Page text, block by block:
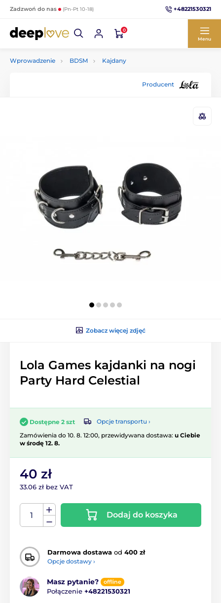
Zadzwoń do nas (Pn-Pt 10-18) +48221530321
0
Menu
Wprowadzenie BDSM Kajdany
Producent
Zobacz więcej zdjęć
Lola Games kajdanki na nogi
Party Hard Celestial
Dostępne 2 szt
Opcje transportu ›
Zamówienia do 10. 8. 12:00, przewidywana dostawa: u Ciebie
w środę 12. 8.
40 zł
33.06 zł bez VAT
Dodaj do koszyka
Darmowa dostawa od 400 zł
Opcje dostawy ›
Masz pytanie? offline
Połączenie +48221530321